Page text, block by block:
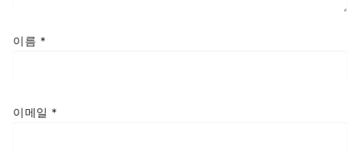
이름 *
이메일 *